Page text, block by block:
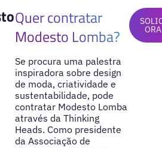
Quer contratar
Modesto Lomba?
Se procura uma palestra
inspiradora sobre design
de moda, criatividade e
sustentabilidade, pode
contratar Modesto Lomba
através da Thinking
Heads. Como presidente
da Associação de